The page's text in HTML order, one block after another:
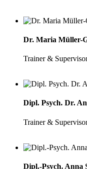
Dr. Maria Müller-
Trainer &
Dipl. Psych. Dr.
Trainer &
Dipl.-Psych. Anna